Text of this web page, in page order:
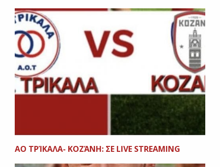
ΑΟ ΤΡΊΚΑΛΑ- ΚΟΖΆΝΗ: ΣΕ LIVE STREAMING